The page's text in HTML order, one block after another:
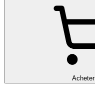
Acheter